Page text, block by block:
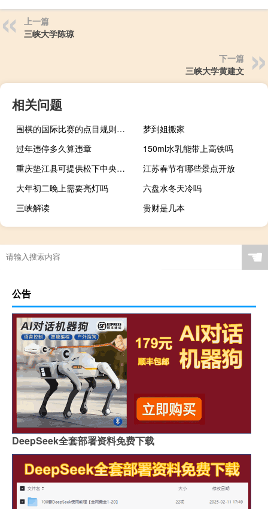
上一篇
三峡大学陈琼
下一篇
三峡大学黄建文
相关问题
围棋的国际比赛的点目规则如何
梦到姐搬家
过年违停多久算违章
150ml水乳能带上高铁吗
重庆垫江县可提供松下中央空调维修服务地址在哪
江苏春节有哪些景点开放
大年初二晚上需要亮灯吗
六盘水冬天冷吗
三峡解读
贵财是几本
☚
公告
DeepSeek全套部署资料免费下载